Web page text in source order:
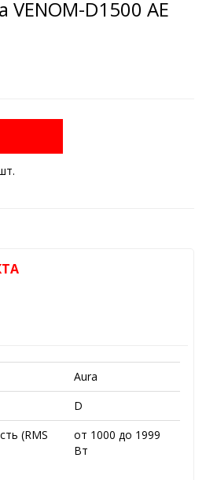
VENOM-D1500 AE
Aura
D
(RMS
от 1000 до 1999
Вт